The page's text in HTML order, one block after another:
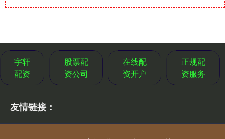
宇轩
配资
股票配
资公司
在线配
资开户
正规配
资服务
友情链接：